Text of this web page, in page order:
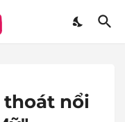
thoát nổi